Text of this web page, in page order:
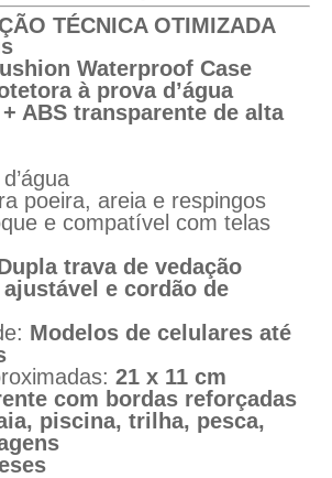
TÉCNICA OTIMIZADA
Waterproof Case
à prova d’água
+ ABS transparente de alta
poeira, areia e respingos
e compatível com telas
trava de vedação
e cordão de
Modelos de celulares até
21 x 11 cm
com bordas reforçadas
piscina, trilha, pesca,